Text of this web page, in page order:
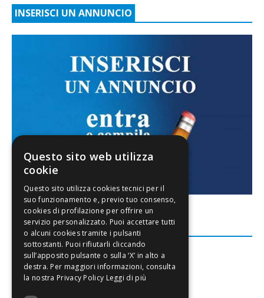
INSERISCI UN ANNUNCIO
FACEBOOK
Questo sito web utilizza
cookie
Leggi di più